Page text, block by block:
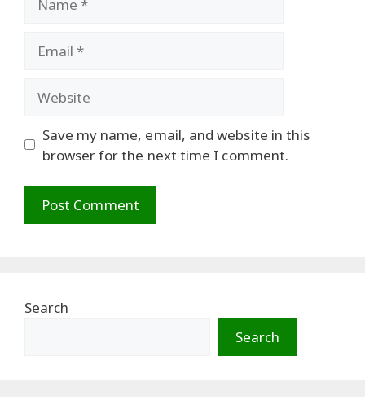
Save my name, email, and website in this
browser for the next time I comment.
Search
Search